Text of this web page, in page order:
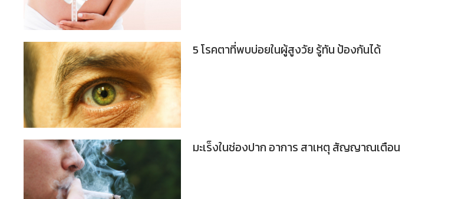
5 โรคตาที่พบบ่อยในผู้สูงวัย รู้ทัน ป้องกันได้
มะเร็งในช่องปาก อาการ สาเหตุ สัญญาณเตือน